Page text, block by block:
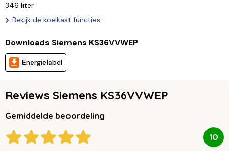
346 liter
Bekijk de koelkast functies
Downloads Siemens KS36VVWEP
Energielabel
Reviews Siemens KS36VVWEP
Gemiddelde beoordeling
10